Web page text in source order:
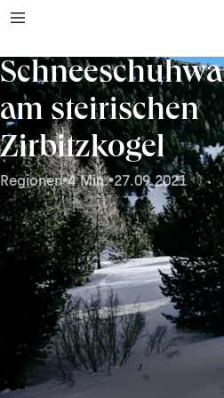
am steirischen
Zirbitzkogel
Regionen•4 Min.•27.09.2021